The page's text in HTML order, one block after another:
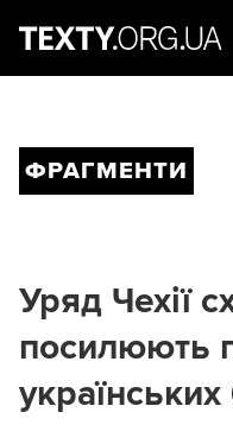
ФРАГМЕНТИ
Уряд Чехії
посилюють
українських